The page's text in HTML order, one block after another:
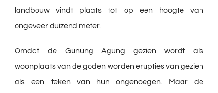
landbouw vindt plaats tot op een hoogte van
ongeveer duizend meter.
Omdat de Gunung Agung gezien wordt als
woonplaats van de goden worden erupties van gezien
als een teken van hun ongenoegen. Maar de